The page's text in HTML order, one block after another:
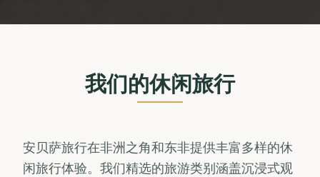
我们的休闲旅行
安贝萨旅行在非洲之角和东非提供丰富多样的休
闲旅行体验。我们精选的旅游类别涵盖沉浸式观